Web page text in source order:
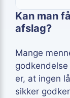
Kan man
afslag?
Mange
er, at ingen
sikker